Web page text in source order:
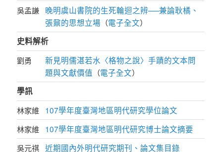
吳孟謙
晚明虞山書院的生死輪迴之辨──兼論耿橘、
張鼐的思想立場 （電子全文）
史料解析
劉勇
新見明儒湛若水〈格物之說〉手蹟的文本問
題與文獻價值 （電子全文）
學訊
林家維 107學年度臺灣地區明代研究學位論文
林家維 107學年度臺灣地區明代研究博士論文摘要
吳元祺 近期國內外明代研究期刊、論文集目錄